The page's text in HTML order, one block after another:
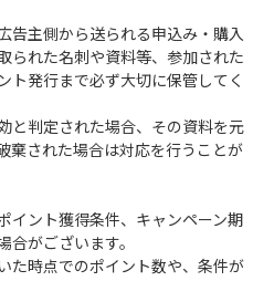
告主側から送られる申込み・購入
られた名刺や資料等、参加された
ト発行まで必ず大切に保管してく
と判定された場合、その資料を元
棄された場合は対応を行うことが
イント獲得条件、キャンペーン期
がございます。
た時点でのポイント数や、条件が